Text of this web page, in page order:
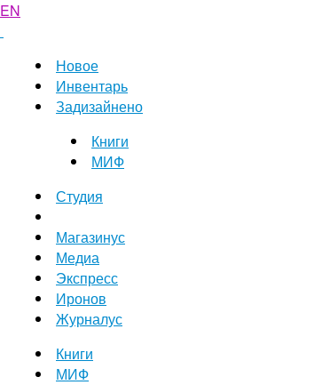
EN
Новое
Инвентарь
Задизайнено
Книги
МИФ
Студия
Магазинус
Медиа
Экспресс
Иронов
Журналус
Книги
МИФ